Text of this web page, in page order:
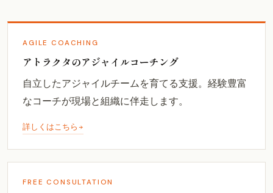
AGILE COACHING
アトラクタのアジャイルコーチング
自立したアジャイルチームを育てる支援。経験豊富
なコーチが現場と組織に伴走します。
詳しくはこちら
FREE CONSULTATION